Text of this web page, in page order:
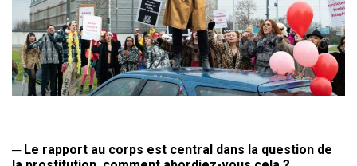
─ Le rapport au corps est central dans la question de